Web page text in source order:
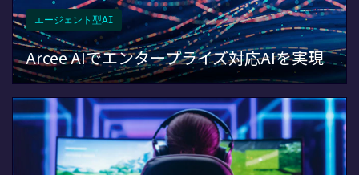
エージェント型AI
Arcee AIでエンタープライズ対応AIを実現